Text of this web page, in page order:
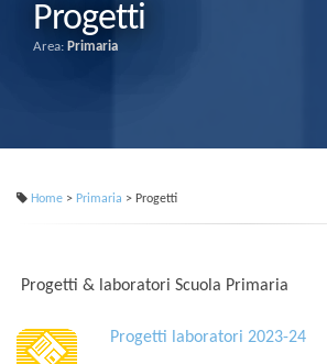
Progetti
Area: Primaria
Home > Primaria > Progetti
Progetti & laboratori Scuola Primaria
Progetti laboratori 2023-24